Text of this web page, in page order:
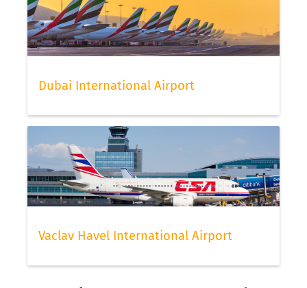
Dubai International Airport
Vaclav Havel International Airport